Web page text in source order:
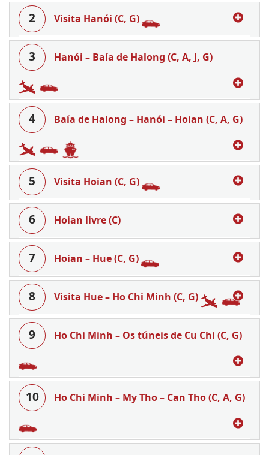
2 Visita Hanói (C, G)
3 Hanói – Baía de Halong (C, A, J, G)
4 Baía de Halong – Hanói – Hoian (C, A, G)
5 Visita Hoian (C, G)
6 Hoian livre (C)
7 Hoian – Hue (C, G)
8 Visita Hue – Ho Chi Minh (C, G)
9 Ho Chi Minh – Os túneis de Cu Chi (C, G)
10 Ho Chi Minh – My Tho – Can Tho (C, A, G)